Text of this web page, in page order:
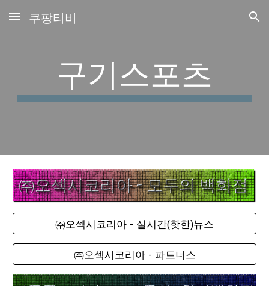
Skip to main content Skip to navigation
쿠팡티비
구기스포츠
㈜오섹시코리아 - 실시간(핫한)뉴스
㈜오섹시코리아 - 파트너스